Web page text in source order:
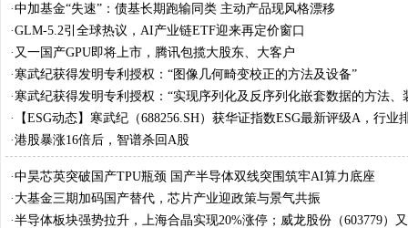
·中加基金“失速”：债基长期跑输同类 主动产品现风格漂移
·GLM-5.2引全球热议，AI产业链ETF迎来再定价窗口
· 又一国产GPU即将上市，腾讯包揽大股东、大客户
· 寒武纪获得发明专利授权：“图像几何畸变校正的方法及设备”
· 寒武纪获得发明专利授权：“实现序列化及反序列化嵌套数据的方法、
储介质”
·
【ESG动态】寒武纪（688256.SH）获华证指数ESG最新评级A，行业
·港股暴涨16倍后，智谱杀回A股
·中昊芯英突破国产TPU瓶颈 国产半导体双线突围筑牢AI算力底座
· 大基金三期加码国产替代，芯片产业迎政策与景气共振
·半导体板块强势拉升，上海合晶实现20%涨停；威龙股份（603779）